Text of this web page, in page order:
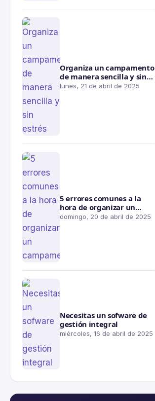
Organiza un campamento
de manera sencilla y sin
estrés
lunes, 21 de abril de 2025
5 errores comunes a la
hora de organizar un
campamento
domingo, 20 de abril de 2025
Necesitas un sofware de
gestión integral
miércoles, 16 de abril de 2025